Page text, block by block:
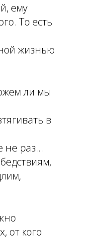
ему
То есть
жизнью
ли мы
в
не раз...
от кого